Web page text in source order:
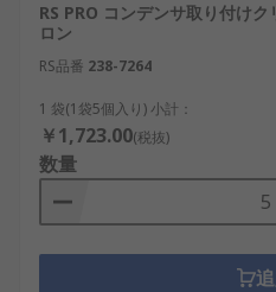
RS PRO コンデンサ取り付け
ロン
RS品番 238-7264
1 袋(1袋5個入り) 小計：
￥1,723.00(税抜)
数量